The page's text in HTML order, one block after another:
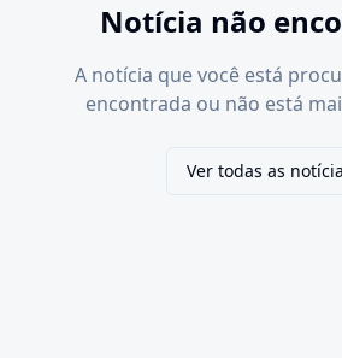
Notícia não
A notícia que você está
encontrada ou não está
Ver todas as